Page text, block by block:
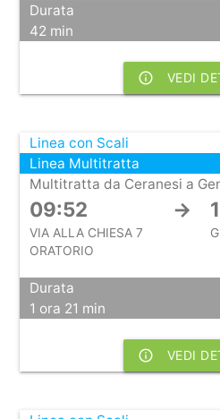
Durata
42 min
info_outline VEDI
Linea con Scali
Linea Multitratta
Multitratta da Ceranesi a
09:52 →
VIA ALLA CHIESA 7
ORATORIO
Durata
1 ora 21 min
info_outline VEDI